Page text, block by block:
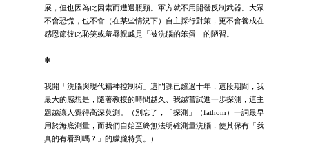
展，但也因為此因素而遭遇瓶頸。軍方就不用開發反制武器。大眾
不會恐慌，也不會（在某些情況下）自主採行對策，更不會養成在
感恩節彼此恥笑或羞辱親戚是「被洗腦的笨蛋」的陋習。
✽
我開「洗腦與現代精神控制術」這門課已超過十年，這段期間，我
最大的感想是，隨著教授的時間越久、我越嘗試進一步探測，這主
題越讓人覺得高深莫測。（別忘了，「探測」（fathom）一詞最早
用於海底測量，而我們自始至終無法明確測量洗腦，使其保有「我
真的有看到嗎？」的朦朧特質。）